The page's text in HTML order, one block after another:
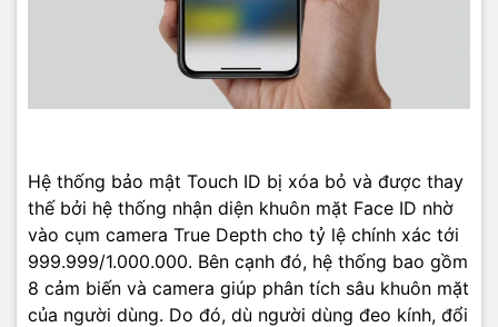
Hệ thống bảo mật Touch ID bị xóa bỏ và được thay
thế bởi hệ thống nhận diện khuôn mặt Face ID nhờ
vào cụm camera True Depth cho tỷ lệ chính xác tới
999.999/1.000.000. Bên cạnh đó, hệ thống bao gồm
8 cảm biến và camera giúp phân tích sâu khuôn mặt
của người dùng. Do đó, dù người dùng đeo kính, đổi